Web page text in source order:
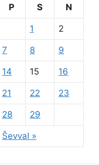
P S N
Ševval »
1 2
7 8 9
14 15 16
21 22 23
28 29